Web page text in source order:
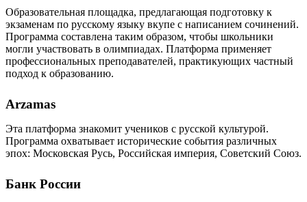
Образовательная площадка, предлагающая подготовку к
экзаменам по русскому языку вкупе с написанием сочинений.
Программа составлена таким образом, чтобы школьники
могли участвовать в олимпиадах. Платформа применяет
профессиональных преподавателей, практикующих частный
подход к образованию.
Arzamas
Эта платформа знакомит учеников с русской культурой.
Программа охватывает исторические события различных
эпох: Московская Русь, Российская империя, Советский Союз.
Банк России